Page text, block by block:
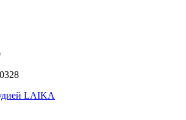
LAIKA